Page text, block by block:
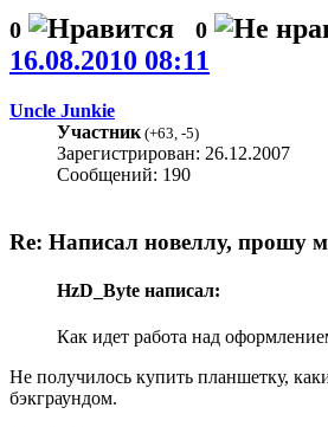
0 0
16.08.2010 08:11
Uncle Junkie
Участник (+63 -5)
Зарегистрирован: 26.12.2007
Сообщений: 190
Re: Написал новеллу, прошу
HzD_Byte написал:
Как идет работа над
Не получилось купить планшетку,
бэкграундом.